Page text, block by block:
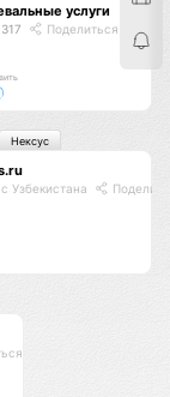
услуги
Поделиться
Узбекистана
Нексус